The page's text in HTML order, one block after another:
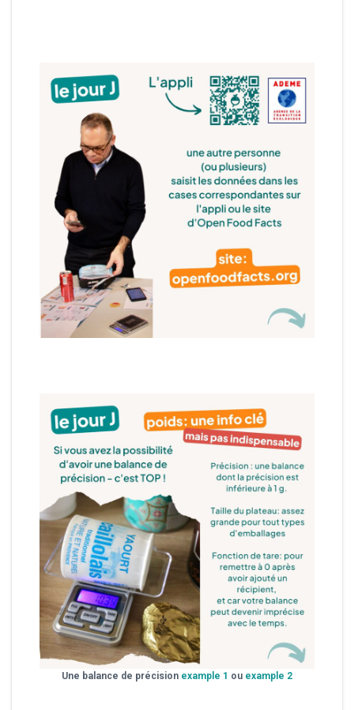
Une balance de précision example 1 ou example 2